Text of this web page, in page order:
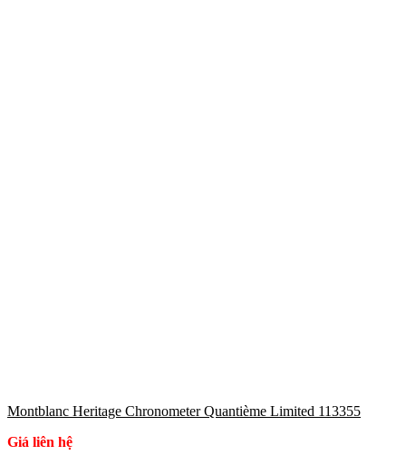
Montblanc Heritage Chronometer Quantième Limited 113355
Giá liên hệ